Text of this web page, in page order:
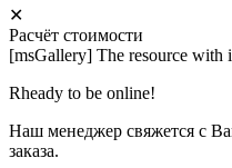
✕
Расчёт стоимости
[msGallery] The resource with
Rheady to be online!
Наш менеджер свяжется с
заказа.